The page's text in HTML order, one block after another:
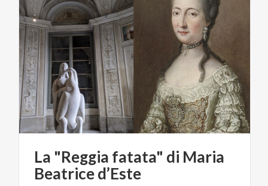
La "Reggia fatata" di Maria
Beatriced’Este